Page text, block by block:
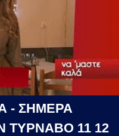
- ΣΗΜΕΡΑ
ΤΥΡΝΑΒΟ 11 12